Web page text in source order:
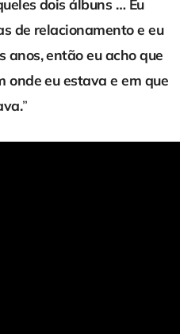
dois álbuns … Eu
de relacionamento e eu
anos, então eu acho que
onde eu estava e em que
”